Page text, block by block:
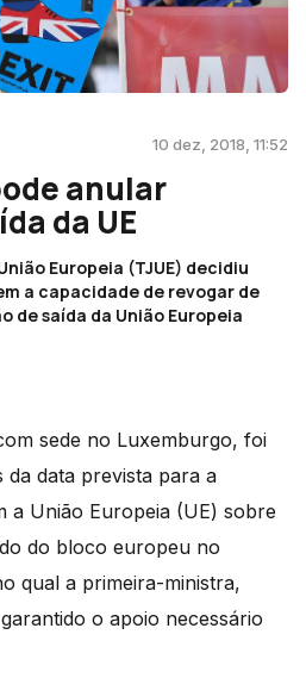
10 dez, 2018, 11:52
anular
da UE
Europeia (TJUE) decidiu
a capacidade de revogar de
de saída da União Europeia
sede no Luxemburgo, foi
da data prevista para a
a União Europeia (UE) sobre
do bloco europeu no
qual a primeira-ministra,
o apoio necessário